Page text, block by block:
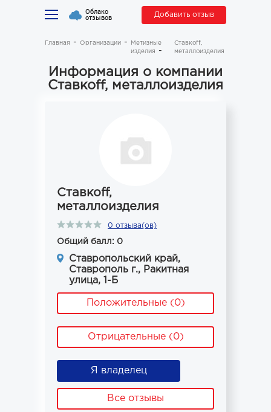
Облако
отзывов Добавить отзыв
Главная Организации
Метизные
изделия
Ставкоff,
металлоизделия
Информация о компании
Ставкоff, металлоизделия
Ставкоff,
металлоизделия
0 отзыва(ов)
Общий балл: 0
Ставропольский край,
Ставрополь г., Ракитная
улица, 1-Б
Положительные (0)
Отрицательные (0)
Я владелец
Все отзывы